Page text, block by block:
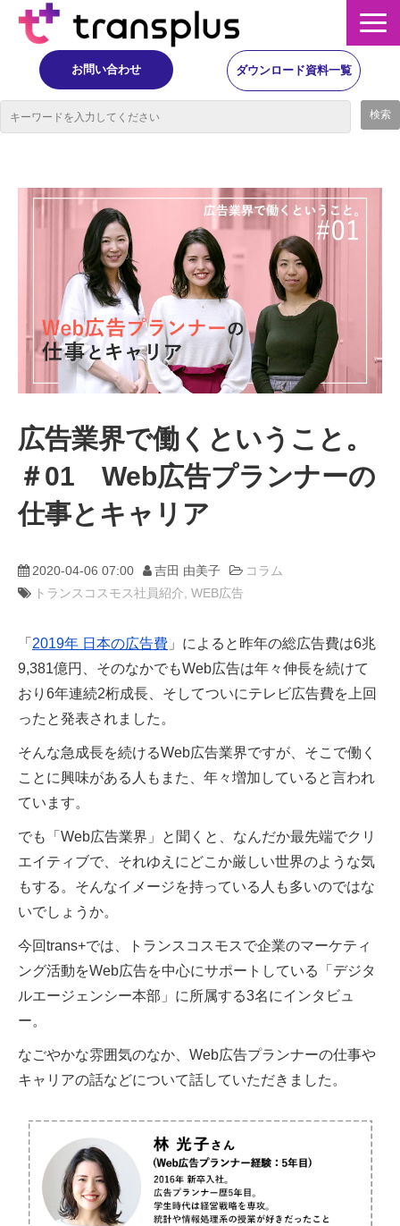
お問い合わせ ダウンロード資料一覧
イベント・レポート
ニュース
コラム
事例
動画
trans-DXプロデューサー
広告業界で働くということ。
＃01 Web広告プランナーの
仕事とキャリア
2020-04-06 07:00 吉田 由美子
コラム
トランスコスモス社員紹介 WEB広告
「 2019年 日本の広告費 」によると昨年の総広告費は6兆
9,381億円、そのなかでもWeb広告は年々伸長を続けて
おり6年連続2桁成長、そしてついにテレビ広告費を上回
ったと発表されました。
そんな急成長を続けるWeb広告業界ですが、そこで働く
ことに興味がある人もまた、年々増加していると言われ
ています。
でも「Web広告業界」と聞くと、なんだか最先端でクリ
エイティブで、それゆえにどこか厳しい世界のような気
もする。そんなイメージを持っている人も多いのではな
いでしょうか。
今回trans+では、トランスコスモスで企業のマーケティ
ング活動をWeb広告を中心にサポートしている「デジタ
ルエージェンシー本部」に所属する3名にインタビュ
ー。
なごやかな雰囲気のなか、Web広告プランナーの仕事や
キャリアの話などについて話していただきました。